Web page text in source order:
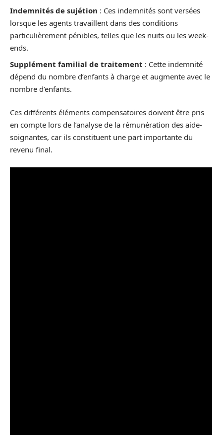
Indemnités de sujétion : Ces indemnités sont versées
lorsque les agents travaillent dans des conditions
particulièrement pénibles, telles que les nuits ou les week-
ends.
Supplément familial de traitement : Cette indemnité
dépend du nombre d’enfants à charge et augmente avec le
nombre d’enfants.
Ces différents éléments compensatoires doivent être pris
en compte lors de l’analyse de la rémunération des aide-
soignantes, car ils constituent une part importante du
revenu final.